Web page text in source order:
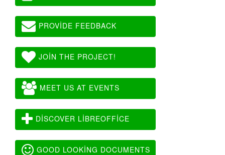
PROVIDE FEEDBACK
JOIN THE PROJECT!
MEET US AT EVENTS
DISCOVER LIBREOFFICE
GOOD LOOKING DOCUMENTS